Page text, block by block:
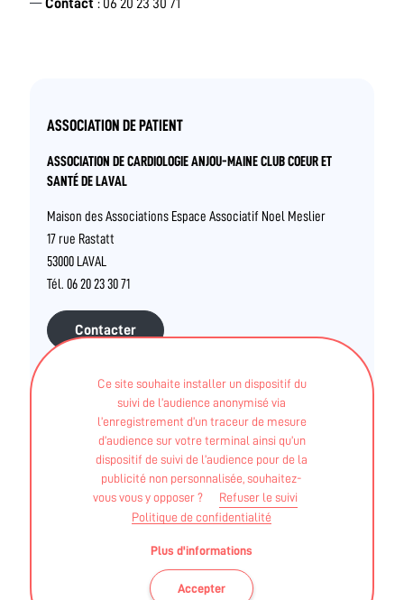
Ce site souhaite installer un dispositif du
suivi de l’audience anonymisé via
l’enregistrement d’un traceur de mesure
d’audience sur votre terminal ainsi qu’un
dispositif de suivi de l’audience pour de la
publicité non personnalisée, souhaitez-
vous vous y opposer ?
Refuser le suivi
Politique de confidentialité
Plus d'informations
Accepter
Contact : 06 20 23 30 71
ASSOCIATION DE PATIENT
ASSOCIATION DE CARDIOLOGIE ANJOU-MAINE CLUB COEUR ET
SANTÉ DE LAVAL
Maison des Associations Espace Associatif Noel Meslier
17 rue Rastatt
53000 LAVAL
Tél. 06 20 23 30 71
Contacter
INTERVENANTS
Structures (associations, salles et clubs privés..)
GESCHICKT ARTHUR
STAPS APA - Licence